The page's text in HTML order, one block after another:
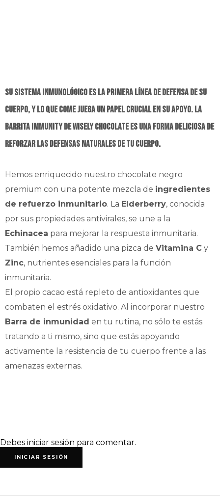
Su sistema inmunológico es la primera línea de defensa de su
cuerpo, y lo que come juega un papel crucial en su apoyo. La
barrita Immunity deWisely Chocolatees una forma deliciosa de
reforzar las defensas naturales de tu cuerpo.
Hemos enriquecido nuestro chocolate negro
premium con una potente mezcla de ingredientes
de refuerzo inmunitario. La Elderberry, conocida
por sus propiedades antivirales, se une a la
Echinacea para mejorar la respuesta inmunitaria.
También hemos añadido una pizca de Vitamina C y
Zinc, nutrientes esenciales para la función
inmunitaria.
El propio cacao está repleto de antioxidantes que
combaten el estrés oxidativo. Al incorporar nuestro
Barra de inmunidad en tu rutina, no sólo te estás
tratando a ti mismo, sino que estás apoyando
activamente la resistencia de tu cuerpo frente a las
amenazas externas.
Debes iniciar sesión para comentar.
INICIAR SESIÓN